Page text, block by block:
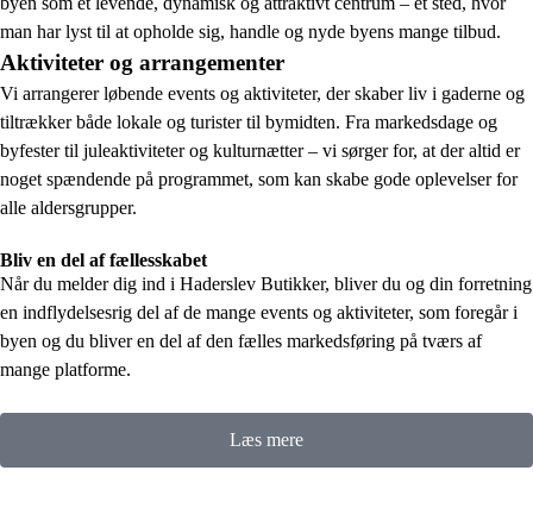
man har lyst til at opholde sig, handle og nyde byens mange tilbud.
Aktiviteter og arrangementer
Vi arrangerer løbende events og aktiviteter, der skaber liv i gaderne og
tiltrækker både lokale og turister til bymidten. Fra markedsdage og
byfester til juleaktiviteter og kulturnætter – vi sørger for, at der altid er
noget spændende på programmet, som kan skabe gode oplevelser for
alle aldersgrupper.
Bliv en del af fællesskabet
Når du melder dig ind i Haderslev Butikker, bliver du og din forretning
en indflydelsesrig del af de mange events og aktiviteter, som foregår i
byen og du bliver en del af den fælles markedsføring på tværs af
mange platforme.
Læs mere